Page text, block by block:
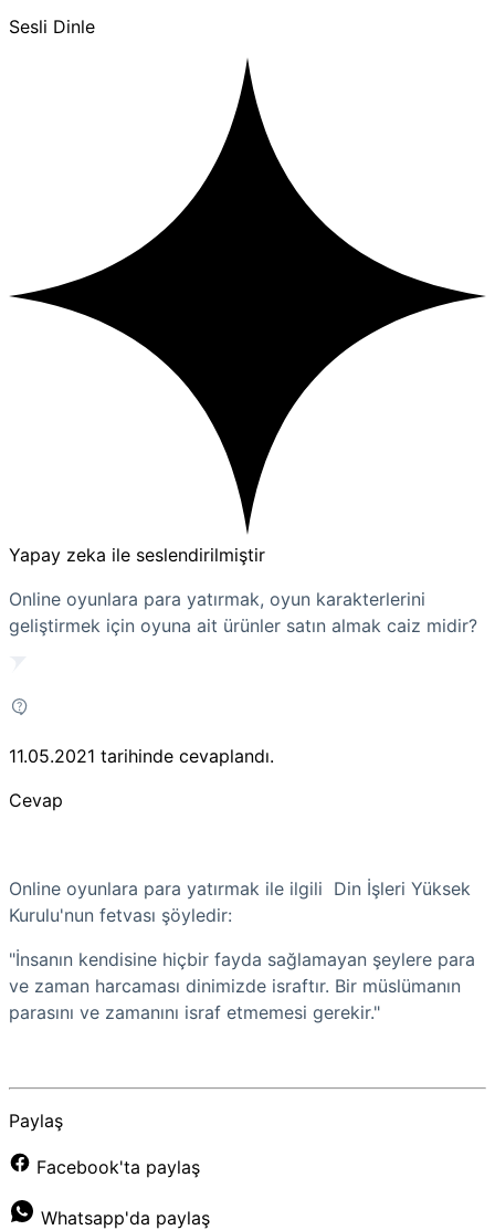
Sesli Dinle
Yapay zeka ile seslendirilmiştir
Online oyunlara para yatırmak, oyun karakterlerini
geliştirmek için oyuna ait ürünler satın almak caiz midir?
11.05.2021 tarihinde cevaplandı.
Cevap
Online oyunlara para yatırmak ile ilgili Din İşleri Yüksek
Kurulu'nun fetvası şöyledir:
"İnsanın kendisine hiçbir fayda sağlamayan şeylere para
ve zaman harcaması dinimizde israftır. Bir müslümanın
parasını ve zamanını israf etmemesi gerekir."
Paylaş
Facebook'ta paylaş
Whatsapp'da paylaş